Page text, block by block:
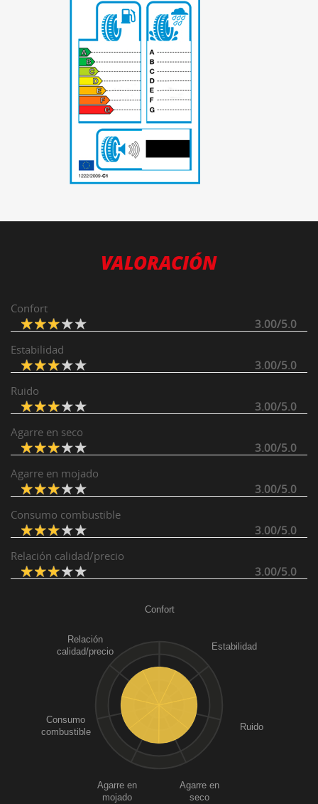
VALORACIÓN
Confort
3.00/5.0
Estabilidad
3.00/5.0
Ruido
3.00/5.0
Agarre en seco
3.00/5.0
Agarre en mojado
3.00/5.0
Consumo combustible
3.00/5.0
Relación calidad/precio
3.00/5.0
Confort
Estabilidad
Ruido
Agarre en
seco
Agarre en
mojado
Consumo
combustible
Relación
calidad/precio